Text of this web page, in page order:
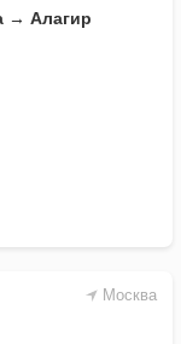
→ Алагир
Москва